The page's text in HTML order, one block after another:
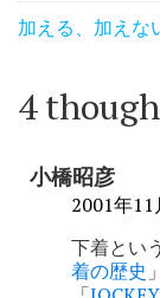
投
ナ
ゲ
加える、加えな
4
小橋昭彦
2001年
下着とい
着の歴史